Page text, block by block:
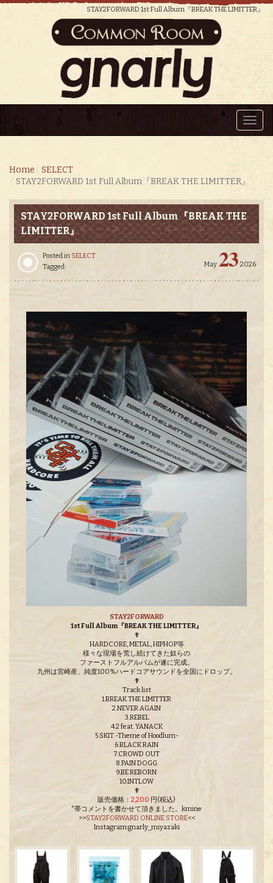
STAY2FORWARD 1st Full Album『BREAK THE LIMITTER』
Home
SELECT
STAY2FORWARD 1st Full Album『BREAK THE LIMITTER』
STAY2FORWARD 1st Full Album『BREAK THE
LIMITTER』
Posted in SELECT
Tagged:
May 23 2026
STAY2FORWARD
1st Full Album『BREAK THE LIMITTER』
✟
HARDCORE, METAL, HIPHOP等
様々な現場を荒し続けてきた奴らの
ファーストフルアルバムが遂に完成。
九州は宮崎産、純度100%ハードコアサウンドを全国にドロップ。
✟
Track list
1.BREAK THE LIMITTER
2.NEVER AGAIN
3.REBEL
4.2 feat. YANACK
5.SKIT -Theme of Hoodlum-
6.BLACK RAIN
7.CROWD OUT
8.PAIN DOGG
9.BE REBORN
10.INTLOW
✟
販売価格： 2,200 円(税込)
*帯コメントを書かせて頂きました。kmine
>>STAY2FORWARD ONLINE STORE<<
Instagram:gnarly_miyazaki